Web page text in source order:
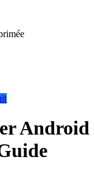
Android